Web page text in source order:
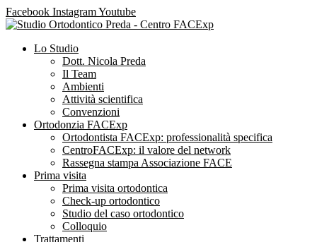
Facebook InstagramYoutube
Lo Studio
Dott. Nicola Preda
Il Team
Ambienti
Attività scientifica
Convenzioni
Ortodonzia FACExp
Ortodontista FACExp: professionalità specifica
CentroFACExp: il valore del network
Rassegna stampa Associazione FACE
Prima visita
Prima visita ortodontica
Check-up ortodontico
Studio del caso ortodontico
Colloquio
Trattamenti